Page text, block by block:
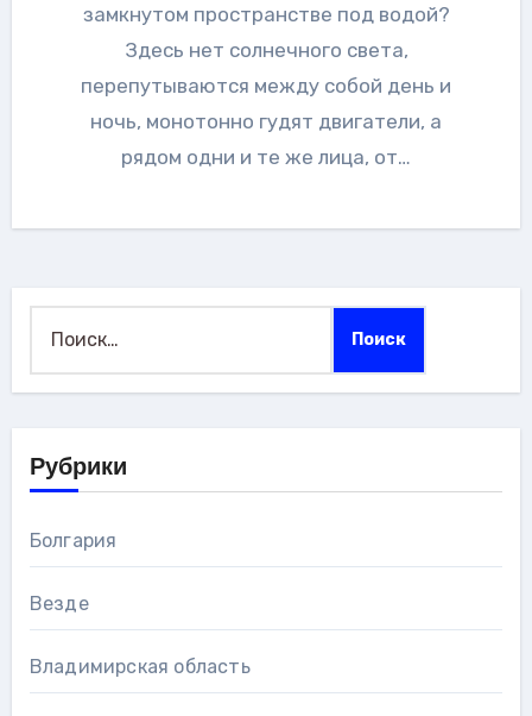
замкнутом пространстве под водой?
Здесь нет солнечного света,
перепутываются между собой день и
ночь, монотонно гудят двигатели, а
рядом одни и те же лица, от…
Рубрики
Болгария
Везде
Владимирская область